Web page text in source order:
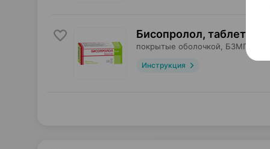
Бисопролол, таблетки
покрытые оболочкой, БЗМП
Инструкция